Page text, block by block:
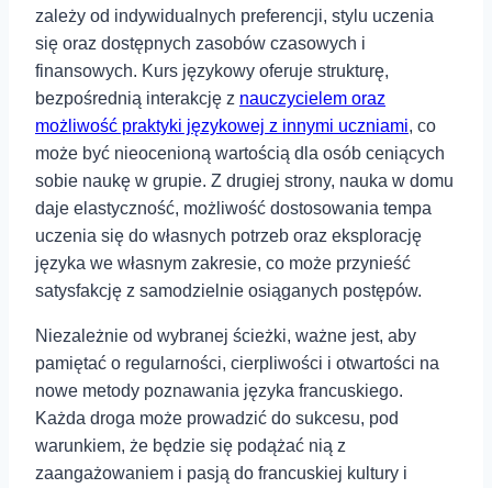
zależy od indywidualnych preferencji, stylu uczenia
się oraz dostępnych zasobów czasowych⁤ i
finansowych. Kurs językowy oferuje strukturę,
bezpośrednią interakcję z nauczycielem oraz
możliwość praktyki językowej z innymi uczniami, co
może być nieocenioną ⁢wartością dla osób ceniących
sobie naukę w grupie. Z drugiej strony, nauka w domu
daje elastyczność, możliwość dostosowania tempa
uczenia się do własnych potrzeb oraz eksplorację
języka⁣ we własnym zakresie, co może przynieść
satysfakcję z samodzielnie osiąganych postępów.
Niezależnie od wybranej ścieżki, ważne jest, aby
‍pamiętać o regularności, cierpliwości i otwartości na
nowe metody poznawania języka francuskiego.
Każda droga może prowadzić do sukcesu, pod
warunkiem, ⁢że będzie się podążać nią z⁤
zaangażowaniem i pasją do francuskiej kultury i